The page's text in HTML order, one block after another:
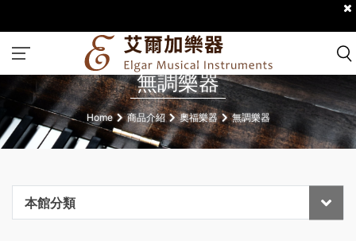
無調樂器
Home 商品介紹 奧福樂器 無調樂器
本館分類